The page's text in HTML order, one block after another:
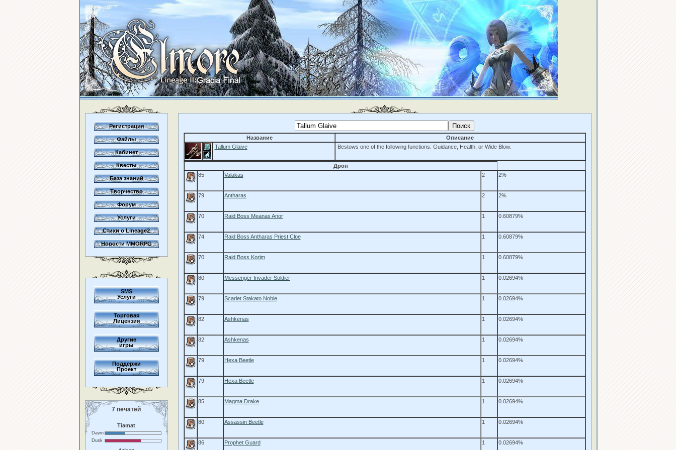
Регистрация
Файлы
Кабинет
Квесты
База знаний
Творчество
Форум
Услуги
Стихи о Lineage2
Новости MMORPG
SMS
Услуги
Торговая
Лицензия
Другие
игры
Поддержи
Проект
7 печатей
Tiamat
Dawn
Dusk
Название
Описание
Tallum Glaive
Bestows one of the following functions: Guidance, Health, or Wide Blow.
Дроп
85
Valakas 2 2%
79 Antharas 2 2%
70 Raid Boss Meanas Anor 1 0.60879%
74 Raid Boss Antharas Priest Cloe 1 0.60879%
70 Raid Boss Korim 1 0.60879%
80 Messenger Invader Soldier 1 0.02694%
79 Scarlet Stakato Noble 1 0.02694%
82 Ashkenas 1 0.02694%
82 Ashkenas 1 0.02694%
79 Hexa Beetle 1 0.02694%
79 Hexa Beetle 1 0.02694%
85 Magma Drake 1 0.02694%
80 Assassin Beetle 1 0.02694%
86 Prophet Guard 1 0.02694%